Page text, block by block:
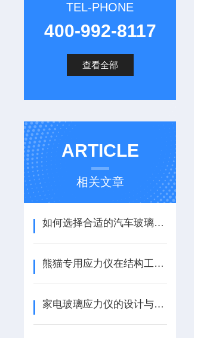
TEL-PHONE
400-992-8117
查看全部
ARTICLE
相关文章
如何选择合适的汽车玻璃应力仪：用户指南
熊猫专用应力仪在结构工程中的应用分析
家电玻璃应力仪的设计与性能优化